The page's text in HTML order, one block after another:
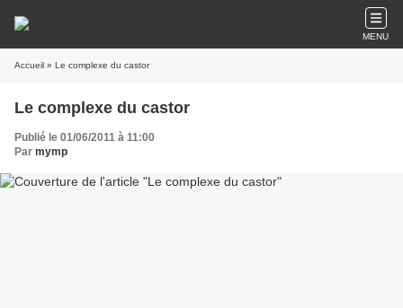
MENU
Accueil » Le complexe du castor
Le complexe du castor
Publié le 01/06/2011 à 11:00
Par mymp